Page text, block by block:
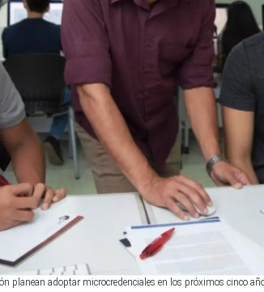
planean adoptar microcredenciales en los próximos cinco